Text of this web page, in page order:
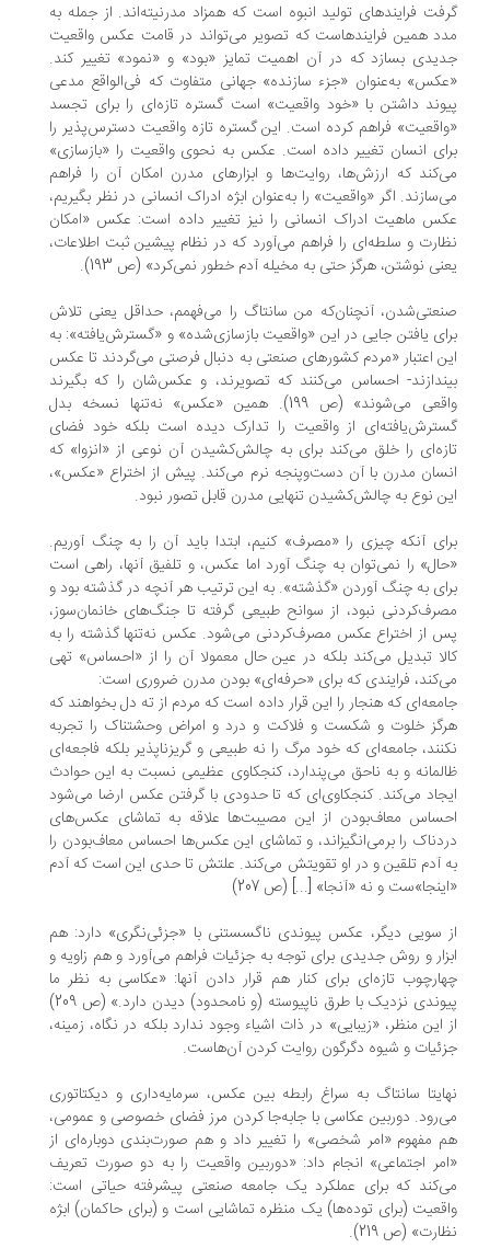
فرایندهای تولید انبوه است که همزاد مدرنیته‌اند. از جمله به
همین فرایندهاست که تصویر می‌تواند در قامت عکس واقعیت
بسازد که در آن اهمیت تمایز «بود» و «نمود» تغییر کند.
به‌عنوان «جزء سازنده» جهانی متفاوت که فی‌الواقع مدعی
داشتن با «خود واقعیت» است گستره تازه‌ای را برای تجسد
فراهم کرده است. این گستره تازه واقعیت دسترس‌پذیر را
انسان تغییر داده است. عکس به نحوی واقعیت را «بازسازی»
که ارزش‌ها، روایت‌ها و ابزارهای مدرن امکان آن را فراهم
اگر «واقعیت» را به‌عنوان ابژه ادراک انسانی در نظر بگیریم،
ماهیت ادراک انسانی را نیز تغییر داده است: عکس «امکان
و سلطه‌ای را فراهم می‌آورد که در نظام پیشین ثبت اطلاعات،
نوشتن، هرگز حتی به مخیله آدم خطور نمی‌کرد» (ص 193).
آنچنان‌که من سانتاگ را می‌فهمم، حداقل یعنی تلاش
یافتن جایی در این «واقعیت بازسازی‌شده» و «گسترش‌یافته»: به
اعتبار «مردم کشورهای صنعتی به دنبال فرصتی می‌گردند تا عکس
احساس می‌کنند که تصویرند، و عکس‌‌شان را که بگیرند
واقعی می‌شوند» (ص 199). همین «عکس» نه‌تنها نسخه بدل
از واقعیت را تدارک دیده است بلکه خود فضای
را خلق می‌کند برای به چالش‌کشیدن آن نوعی از «انزوا» که
مدرن با آن دست‌وپنجه نرم می‌کند. پیش از اختراع «عکس»،
نوع به چالش‌کشیدن تنهایی مدرن قابل تصور نبود.
آنکه چیزی را «مصرف» کنیم، ابتدا باید آن را به چنگ آوریم.
را نمی‌توان به چنگ آورد اما عکس، و تلفیق آنها، راهی است
به چنگ آوردن «گذشته». به این ترتیب هر آنچه در گذشته بود و
نبود، از سوانح طبیعی گرفته تا جنگ‌های خانمان‌سوز،
از اختراع عکس مصرف‌کردنی می‌شود. عکس نه‌تنها گذشته را به
تبدیل می‌کند بلکه در عین حال معمولا آن را از «احساس» تهی
فرایندی که برای «حرفه‌ای» بودن مدرن ضروری است:
که هنجار را این قرار داده است که مردم از ته دل بخواهند که
خلوت و شکست و فلاکت و درد و امراض وحشتناک را تجربه
جامعه‌ای که خود مرگ را نه طبیعی و گریزناپذیر بلکه فاجعه‌ای
و به ناحق می‌پندارد، کنجکاوی عظیمی نسبت به این حوادث
می‌کند. کنجکاوی‌ای که تا حدودی با گرفتن عکس ارضا می‌شود
معاف‌بودن از این مصیبت‌ها علاقه به تماشای عکس‌های
را بر‌می‌انگیزاند، و تماشای این عکس‌ها احساس معاف‌بودن را
آدم تلقین و در او تقویتش می‌کند. علتش تا حدی این است که آدم
و نه «آنجا» [...] (ص 207)
سویی دیگر، عکس پیوندی ناگسستنی با «جزئی‌نگری» دارد: هم
و روش جدیدی برای توجه به جزئیات فراهم می‌آورد و هم زاویه و
تازه‌ای برای کنار هم قرار دادن آنها: «عکاسی به نظر ما
پیوندی نزدیک با طرق ناپیوسته (و نامحدود) دیدن دارد.» (ص 209)
این منظر، «زیبایی» در ذات اشیاء وجود ندارد بلکه در نگاه، زمینه،
و شیوه دگرگون روایت کردن آن‌هاست.
سانتاگ به سراغ رابطه بین عکس، سرمایه‌داری و دیکتاتوری
دوربین عکاسی با جابه‌جا کردن مرز فضای خصوصی و عمومی،
مفهوم «امر شخصی» را تغییر داد و هم صورت‌بندی دوباره‌ای از
اجتماعی» انجام داد: «دوربین واقعیت را به دو صورت تعریف
که برای عملکرد یک جامعه صنعتی پیشرفته حیاتی است:
(برای توده‌ها) یک منظره تماشایی است و (برای حاکمان) ابژه
(ص 219).